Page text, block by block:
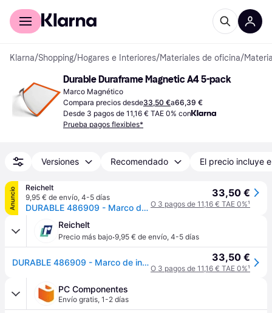
Comprar con Klarna
Klarna/Shopping/Hogares e Interiores/Materiales de oficina/
Durable Duraframe Magnetic A4 5-pack
Marco Magnético
Compara precios desde33,50 €a66,39 €
Desde 3 pagos de 11,16 € TAE 0% con
Prueba pagos flexibles*
Versiones Recomendado El precio incluye
Anuncio
Reichelt
9,95 € de envío, 4-5 días
DURABLE 486909 - Marco de información, a4, magnético, naranja, 5 unidades
33,50 €
O 3 pagos de 11,16 € TAE 0%¹
Reichelt
Precio más bajo·9,95 € de envío, 4-5 días
DURABLE 486909 - Marco de información, a4, magnético, naranja, 5 unidades 33,50 €
O 3 pagos de 11,16 € TAE 0%¹
PC Componentes
Envío gratis, 1-2 días